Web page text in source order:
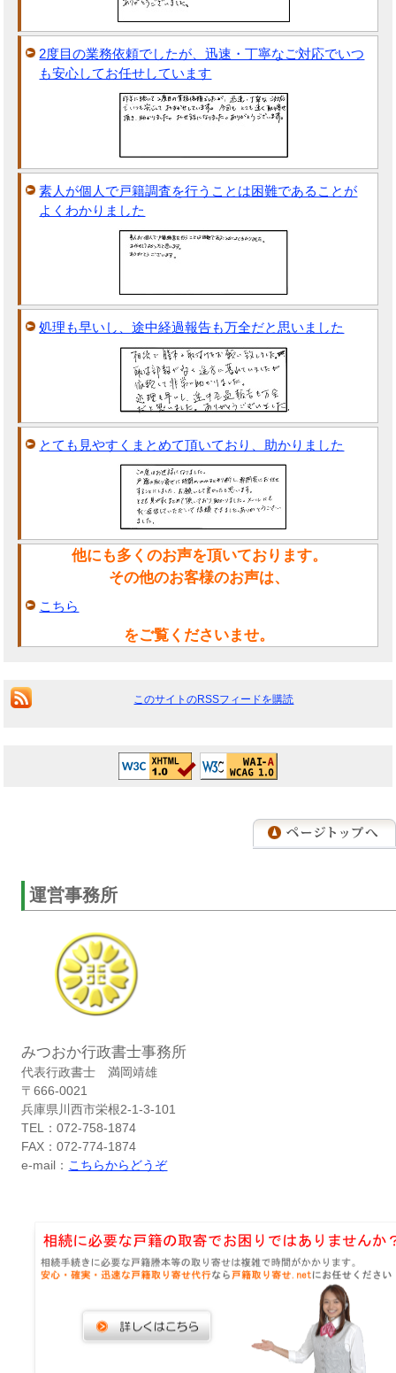
2度目の業務依頼でしたが、迅速・丁寧なご対応でいつ
も安心してお任せしています
素人が個人で戸籍調査を行うことは困難であることが
よくわかりました
処理も早いし、途中経過報告も万全だと思いました
とても見やすくまとめて頂いており、助かりました
他にも多くのお声を頂いております。
その他のお客様のお声は、
こちら
をご覧くださいませ。
このサイトのRSSフィードを購読
運営事務所
みつおか行政書士事務所
代表行政書士 満岡靖雄
〒666-0021
兵庫県川西市栄根2-1-3-101
TEL：072-758-1874
FAX：072-774-1874
e-mail： こちらからどうぞ